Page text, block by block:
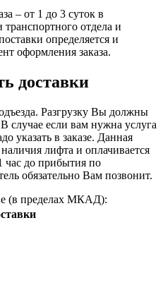
– от 1 до 3 суток в
отдела и
определяется и
оформления заказа.
доставки
Разгрузку Вы должны
случае если вам нужна услуга
указать в заказе. Данная
лифта и оплачивается
час до прибытия по
обязательно Вам позвонит.
(в пределах МКАД):